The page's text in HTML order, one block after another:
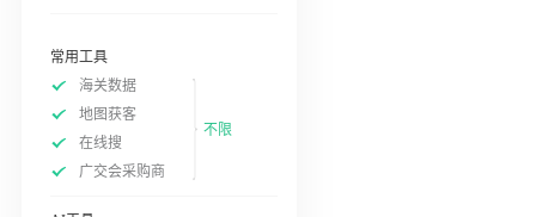
常用工具
海关数据
地图获客
在线搜
广交会采购商
不限